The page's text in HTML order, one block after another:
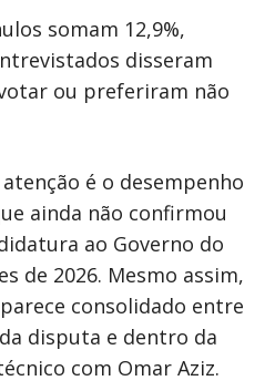
somam 12,9%,
disseram
ou preferiram não
é o desempenho
ainda não confirmou
ao Governo do
de 2026. Mesmo assim,
consolidado entre
disputa e dentro da
com Omar Aziz.